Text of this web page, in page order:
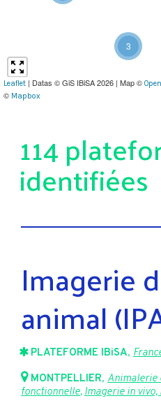
3
Leaflet | Datas © GiS IBiSA 2026 | Map ©
© Mapbox
114
identifiées
Imagerie
animal
PLATEFORME IBiSA,
MONTPELLIER, Animalerie
fonctionnelle,Imagerie in